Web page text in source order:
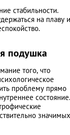
стабильности.
на плаву и
подушка
того, что
проблему прямо
состояние.
значимых